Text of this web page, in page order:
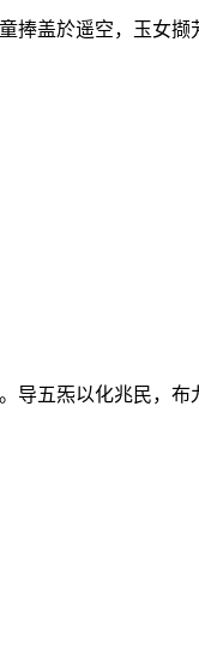
盖於遥空，玉女撷
五炁以化兆民，